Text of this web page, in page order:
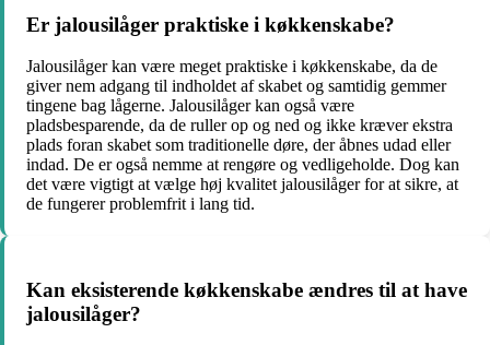
Er jalousilåger praktiske i køkkenskabe?
Jalousilåger kan være meget praktiske i køkkenskabe, da de
giver nem adgang til indholdet af skabet og samtidig gemmer
tingene bag lågerne. Jalousilåger kan også være
pladsbesparende, da de ruller op og ned og ikke kræver ekstra
plads foran skabet som traditionelle døre, der åbnes udad eller
indad. De er også nemme at rengøre og vedligeholde. Dog kan
det være vigtigt at vælge høj kvalitet jalousilåger for at sikre, at
de fungerer problemfrit i lang tid.
Kan eksisterende køkkenskabe ændres til at have
jalousilåger?